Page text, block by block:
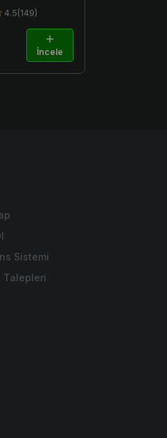
4.5(149)
İncele
Sistemi
Talepleri